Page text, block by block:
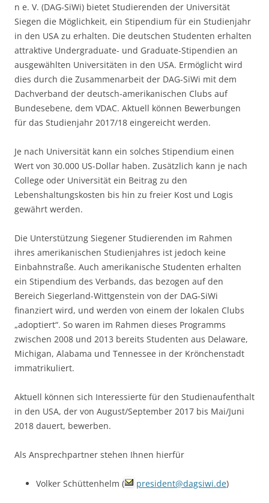
n e. V. (DAG-SiWi) bietet Studierenden der Universität
Siegen die Möglichkeit, ein Stipendium für ein Studienjahr
in den USA zu erhalten. Die deutschen Studenten erhalten
attraktive Undergraduate- und Graduate-Stipendien an
ausgewählten Universitäten in den USA. Ermöglicht wird
dies durch die Zusammenarbeit der DAG-SiWi mit dem
Dachverband der deutsch-amerikanischen Clubs auf
Bundesebene, dem VDAC. Aktuell können Bewerbungen
für das Studienjahr 2017/18 eingereicht werden.
Je nach Universität kann ein solches Stipendium einen
Wert von 30.000 US-Dollar haben. Zusätzlich kann je nach
College oder Universität ein Beitrag zu den
Lebenshaltungskosten bis hin zu freier Kost und Logis
gewährt werden.
Die Unterstützung Siegener Studierenden im Rahmen
ihres amerikanischen Studienjahres ist jedoch keine
Einbahnstraße. Auch amerikanische Studenten erhalten
ein Stipendium des Verbands, das bezogen auf den
Bereich Siegerland-Wittgenstein von der DAG-SiWi
finanziert wird, und werden von einem der lokalen Clubs
„adoptiert“. So waren im Rahmen dieses Programms
zwischen 2008 und 2013 bereits Studenten aus Delaware,
Michigan, Alabama und Tennessee in der Krönchenstadt
immatrikuliert.
Aktuell können sich Interessierte für den Studienaufenthalt
in den USA, der von August/September 2017 bis Mai/Juni
2018 dauert, bewerben.
Als Ansprechpartner stehen Ihnen hierfür
Volker Schüttenhelm ( president@dagsiwi.de)